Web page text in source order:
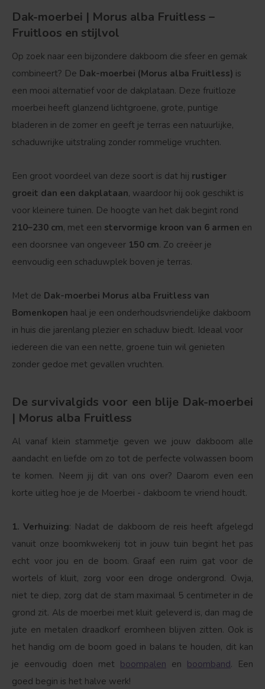
Dak-moerbei | Morus alba Fruitless –
Fruitloos en stijlvol
Op zoek naar een bijzondere dakboom die sfeer en gemak
combineert? De Dak-moerbei (Morus alba Fruitless) is
een mooi alternatief voor de dakplataan. Deze fruitloze
moerbei heeft glanzend lichtgroene, grote, puntige
bladeren in de zomer en geeft je terras een natuurlijke,
schaduwrijke uitstraling zonder rommelige vruchten.
Een groot voordeel van deze soort is dat hij rustiger
groeit dan een dakplataan, waardoor hij ook geschikt is
voor kleinere tuinen. De hoogte van het dak begint rond
210–230 cm, met een stervormige kroon van 6 armen en
een doorsnee van ongeveer 150 cm. Zo creëer je
eenvoudig een schaduwplek boven je terras.
Met de Dak-moerbei Morus alba Fruitless van
Bomenkopen haal je een onderhoudsvriendelijke dakboom
in huis die jarenlang plezier en schaduw biedt. Ideaal voor
iedereen die van een nette, groene tuin wil genieten
zonder gedoe met gevallen vruchten.
De survivalgids voor een blije Dak-moerbei
| Morus alba Fruitless
Al vanaf klein stammetje geven we jouw dakboom alle
aandacht en liefde om zo tot de perfecte volwassen boom
te komen. Neem jij dit van ons over? Daarom even een
korte uitleg hoe je de Moerbei - dakboom te vriend houdt.
1. Verhuizing: Nadat de dakboom de reis heeft afgelegd
vanuit onze boomkwekerij tot in jouw tuin begint het pas
echt voor jou en de boom. Graaf een ruim gat voor de
wortels of kluit, zorg voor een droge ondergrond. Owja,
niet te diep, zorg dat de stam maximaal 5 centimeter in de
grond zit. Als de moerbei met kluit geleverd is, dan mag de
jute en metalen draadkorf eromheen blijven zitten. Ook is
het handig om de boom goed in balans te houden, dit kan
je eenvoudig doen met boompalen en boomband. Een
goed begin is het halve werk!
Bolvorm Verspreide vorm